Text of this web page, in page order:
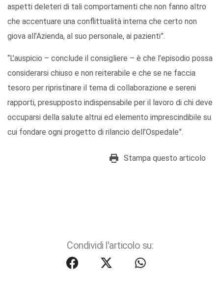
aspetti deleteri di tali comportamenti che non fanno altro
che accentuare una conflittualità interna che certo non
giova all’Azienda, al suo personale, ai pazienti”.
“L’auspicio – conclude il consigliere – è che l’episodio possa
considerarsi chiuso e non reiterabile e che se ne faccia
tesoro per ripristinare il tema di collaborazione e sereni
rapporti, presupposto indispensabile per il lavoro di chi deve
occuparsi della salute altrui ed elemento imprescindibile su
cui fondare ogni progetto di rilancio dell’Ospedale”.
Stampa questo articolo
Condividi l'articolo su: